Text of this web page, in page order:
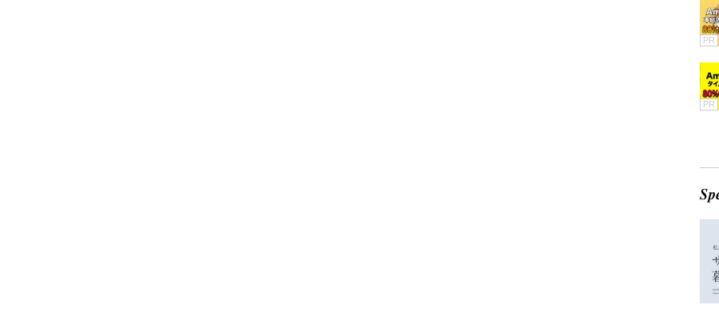
PR
PR